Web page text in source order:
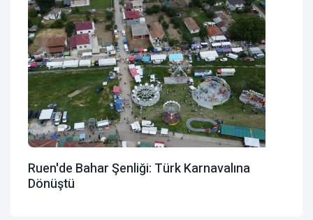
Ruen'de Bahar Şenliği: Türk Karnavalına
Dönüştü